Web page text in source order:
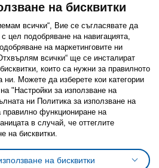
Instagram
на бисквитки (Cookies)
за използване на бисквитки
Обща политика за личните данни
на бисквитки
всички“, Вие се съгласявате да
цел подобряване на навигацията,
на маркетинговите ни
всички“ ще се инсталират
които са нужни за правилното
ни. Можете да изберете кои категории
"Настройки за използване на
ни Политика за използване на
правилно функциониране на
в случай, че оттеглите
на бисквитки.
на бисквитки